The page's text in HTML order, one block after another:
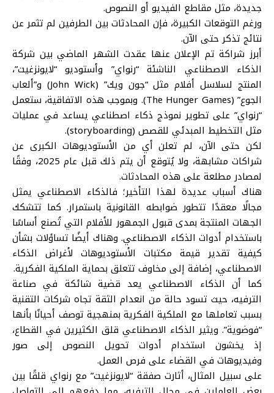
جديدة، مثل مقاطع الفيديو أو النصوص.
ورغم التوقعات الكبيرة، فإن المحادثات بين الطرفين لم تثمر عن
نتائج تذكر حتى الآن.
أبرز شراكة تم الإعلان عنها عقدت الشهر الماضي بين شركة
الذكاء الاصطناعي الناشئة “رنواي” وأستوديو “لايونزغيت”،
المنتج لسلاسل أفلام مثل “جون ويك” (John Wick) و”ألعاب
الجوع” (The Hunger Games). وبموجب هذه الاتفاقية، ستعمل
“رنواي” على تطوير نموذج ذكاء اصطناعي يساعد في عمليات
مثل التخطيط المبدئي للقصص (storyboarding).
لكن حتى الآن، لم تعلن أي من الأستوديوهات الكبرى عن
شراكات مشابهة، ولا يُتوقع أن يتم ذلك قبل عام 2025، وفقًا
لمصادر مطلعة على هذه المحادثات.
هناك أسباب عديدة لهذا التأخير؛ فالذكاء الاصطناعي يمثل
مجالًا معقدًا تتطور ضوابطه القانونية باستمرار. كما تتشكك
الجهات المنتجة بمدى قبول الجمهور للأفلام التي تُصنع أساسًا
باستخدام أدوات الذكاء الاصطناعي. وهناك أيضًا تساؤلات بشأن
كيفية تقدير قيمة مكتبات الأستوديوهات لأغراض الذكاء
الاصطناعي، إضافة إلى مخاوف تتعلق بحماية الملكية الفكرية.
كما أن الذكاء الاصطناعي يعد قضية شائكة في صناعة
الترفيه، حيث تسود حالة من انعدام الثقة تجاه شركات التقنية
بسبب تعاملها مع الملكية الفكرية بمنهجية توصف أحيانًا بأنها
“فوضوية”. ويثير الذكاء الاصطناعي قلق الكثيرين في القطاع،
إذ يخشون استخدام أدوات تحويل النصوص إلى صور
وفيديوهات في القضاء على فرص العمل.
على سبيل المثال، أثارت صفقة “لايونزغيت” مع رنواي قلقًا بين